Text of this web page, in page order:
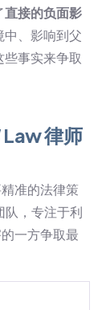
直接的负面影
中、影响到父
事实来争取
Law 律师
准的法律策
队，专注于利
一方争取最